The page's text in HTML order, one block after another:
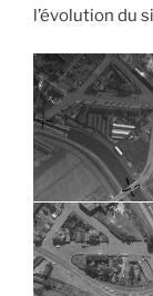
l’évolution du